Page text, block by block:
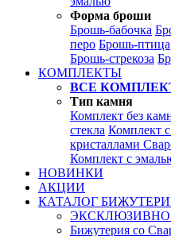
Форма броши
Брошь-бабочка
перо Брошь-птица
Брошь-стрекоза
КОМПЛЕКТЫ
ВСЕ
Тип камня
Комплект без
стекла Комплект
кристаллами
Комплект с
НОВИНКИ
АКЦИИ
КАТАЛОГ
ЭКСКЛЮЗИВНО
Бижутерия со